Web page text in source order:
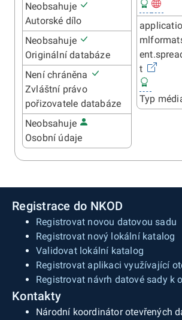
Neobsahuje
Autorské dílo
Neobsahuje
Originální databáze
Není chráněna
Zvláštní právo
pořizovatele databáze
Neobsahuje
Osobní údaje
t
Typ
Registrace do NKOD
Registrovat novou datovou sadu
Registrovat nový lokální katalog
Validovat lokální katalog
Registrovat aplikaci využívající
Registrovat návrh datové sady k
Kontakty
Národní koordinátor otevřených